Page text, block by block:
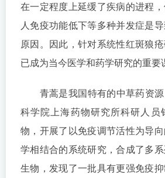
在一定程度上延缓了疾病的进程
人免疫功能低下等多种并发症是
原因。因此，针对系统性红斑狼
已成为当今医学和药学研究的重要
青蒿是我国特有的中草药资源
科学院上海药物研究所科研人员
物，开展了以免疫调节活性为导
学相结合的系统研究，合成了多
生物，发现了一批具有更强免疫